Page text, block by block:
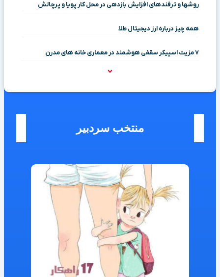
روشها و ترفندهای افزایش بازدهی در محل کار پویا و پرچالش
همه چیز درباره ارز دیجیتال طلا
۷ مزیت اسپیکر سقفی هوشمند در معماری خانه‌ های مدرن
منتخب سردبیر